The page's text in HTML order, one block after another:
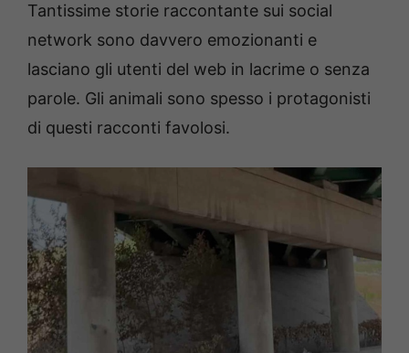
Tantissime storie raccontante sui social
network sono davvero emozionanti e
lasciano gli utenti del web in lacrime o senza
parole. Gli animali sono spesso i protagonisti
di questi racconti favolosi.